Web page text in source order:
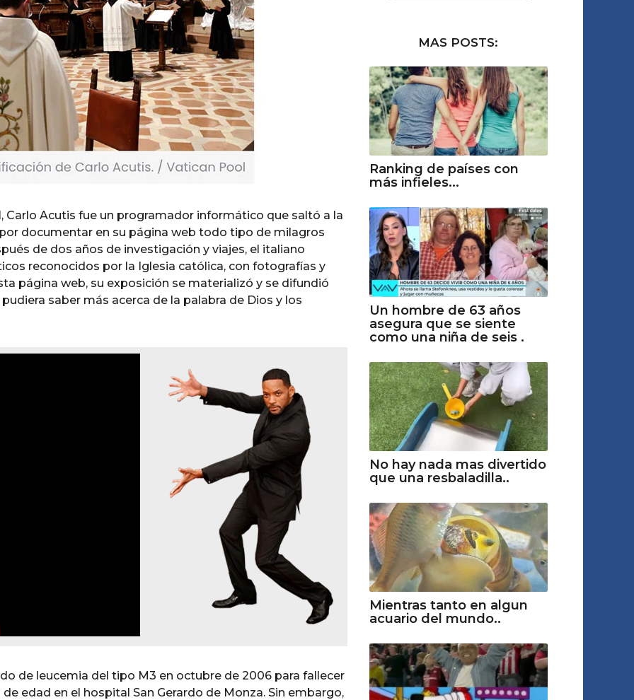
Carlo Acutis fue un programador informático que saltó a la
documentar en su página web todo tipo de milagros
de dos años de investigación y viajes, el italiano
reconocidos por la Iglesia católica, con fotografías y
página web, su exposición se materializó y se difundió
saber más acerca de la palabra de Dios y los
de leucemia del tipo M3 en octubre de 2006 para fallecer
edad en el hospital San Gerardo de Monza. Sin embargo,
MAS POSTS:
Ranking de países con
más infieles...
Un hombre de 63 años
asegura que se siente
como una niña de seis .
No hay nada mas divertido
que una resbaladilla..
Mientras tanto en algun
acuario del mundo..